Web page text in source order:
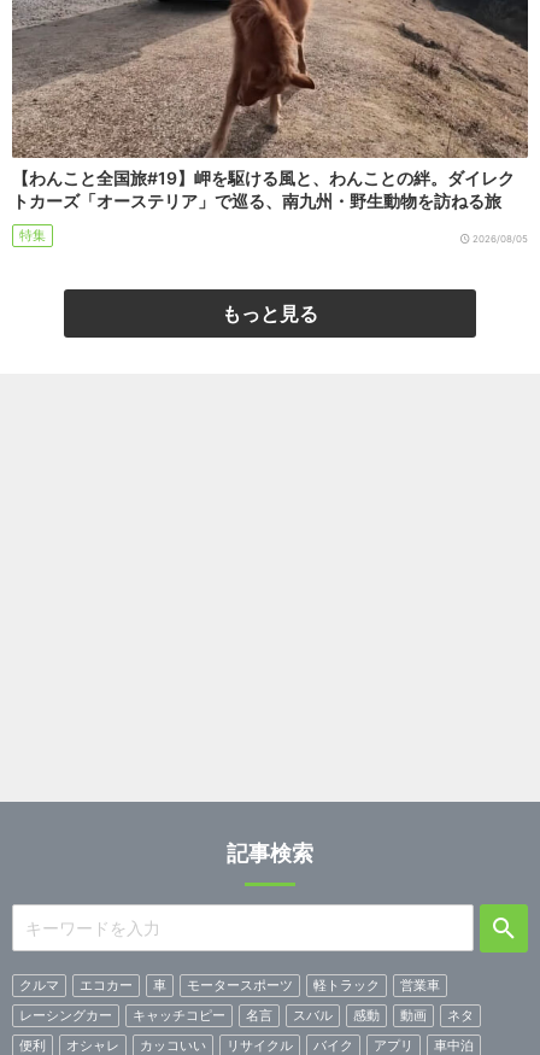
【わんこと全国旅#19】岬を駆ける風と、わんことの絆。ダイレク
トカーズ「オーステリア」で巡る、南九州・野生動物を訪ねる旅
特集 2026/08/05
もっと見る
記事検索
クルマ エコカー 車 モータースポーツ 軽トラック
営業車
レーシングカー
キャッチコピー 名言 スバル 感動 動画
ネタ
便利
オシャレ カッコいい リサイクル バイク アプリ
車中泊